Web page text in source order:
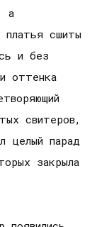
а
платья сшиты
и без
оттенка
свитеров,
целый парад
закрыла